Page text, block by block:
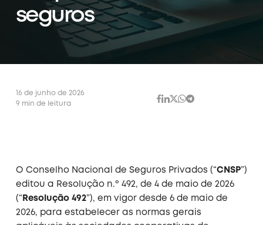
seguros
16 de junho de 2026
9 min de leitura
O Conselho Nacional de Seguros Privados (“CNSP”)
editou a Resolução n.º 492, de 4 de maio de 2026
(“ Resolução 492”), em vigor desde 6 de maio de
2026, para estabelecer as normas gerais